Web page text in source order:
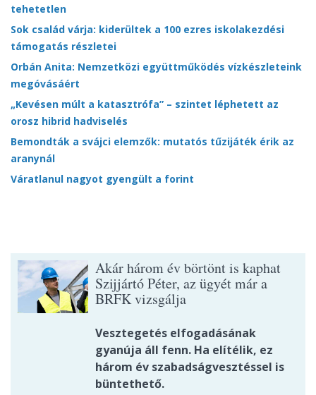
tehetetlen
Sok család várja: kiderültek a 100 ezres iskolakezdési
támogatás részletei
Orbán Anita: Nemzetközi együttműködés vízkészleteink
megóvásáért
„Kevésen múlt a katasztrófa” – szintet léphetett az
orosz hibrid hadviselés
Bemondták a svájci elemzők: mutatós tűzijáték érik az
aranynál
Váratlanul nagyot gyengült a forint
Akár három év börtönt is kaphat
Szijjártó Péter, az ügyét már a
BRFK vizsgálja
Vesztegetés elfogadásának
gyanúja áll fenn. Ha elítélik, ez
három év szabadságvesztéssel is
büntethető.